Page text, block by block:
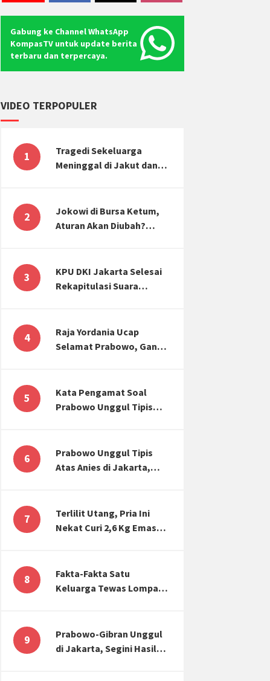
Gabung ke Channel WhatsApp
KompasTV untuk update berita
terbaru dan terpercaya.
VIDEO TERPOPULER
1
Tragedi Sekeluarga
Meninggal di Jakut dan
Mental-Finansial
2
Jokowi di Bursa Ketum,
Aturan Akan Diubah?
3
KPU DKI Jakarta Selesai
Rekapitulasi Suara
Ganjar
4
Raja Yordania Ucap
Selamat Prabowo, Ganjar
3 NEWS]
5
Kata Pengamat Soal
Prabowo Unggul Tipis
Effect
6
Prabowo Unggul Tipis
Atas Anies di Jakarta,
7
Terlilit Utang, Pria Ini
Nekat Curi 2,6 Kg Emas
8
Fakta-Fakta Satu
Keluarga Tewas Lompat
Kening
9
Prabowo-Gibran Unggul
di Jakarta, Segini Hasil